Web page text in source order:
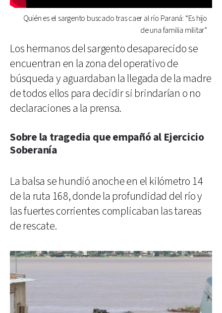
Quién es el sargento buscado tras caer al río Paraná: “Es hijo
de una familia militar”
Los hermanos del sargento desaparecido se
encuentran en la zona del operativo de
búsqueda y aguardaban la llegada de la madre
de todos ellos para decidir si brindarían o no
declaraciones a la prensa.
Sobre la tragedia que empañó al Ejercicio
Soberanía
La balsa se hundió anoche en el kilómetro 14
de la ruta 168, donde la profundidad del río y
las fuertes corrientes complicaban las tareas
de rescate.